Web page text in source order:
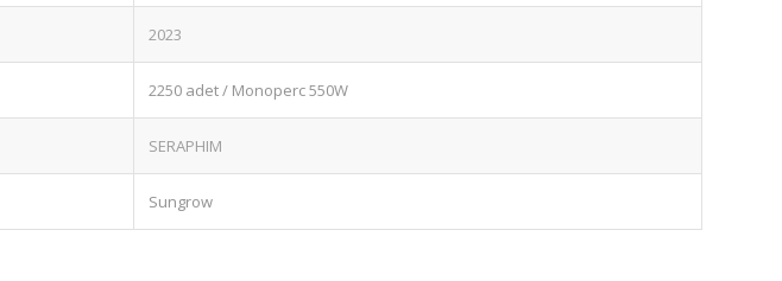
2023
2250 adet / Monoperc 550W
SERAPHIM
Sungrow